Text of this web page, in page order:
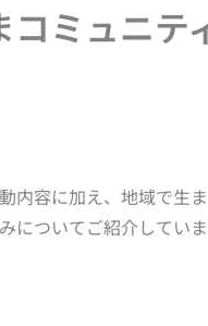
ミュニテ
内容に加え、地域で生
ついてご紹介していま